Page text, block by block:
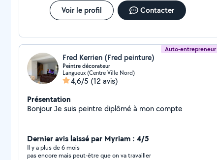
Voir le profil Contacter
Auto-entrepreneur
Fred Kerrien (Fred peinture)
Peintre décorateur
Langueux (Centre Ville Nord)
4,6/5 (12 avis)
Présentation
Bonjour Je suis peintre diplômé à mon compte
Dernier avis laissé par Myriam : 4/5
Il y a plus de 6 mois
pas encore mais peut-être que on va travailler